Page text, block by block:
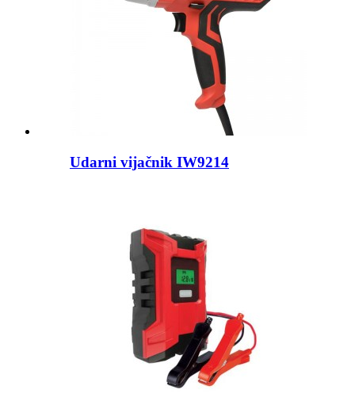
Udarni vijačnik IW9214